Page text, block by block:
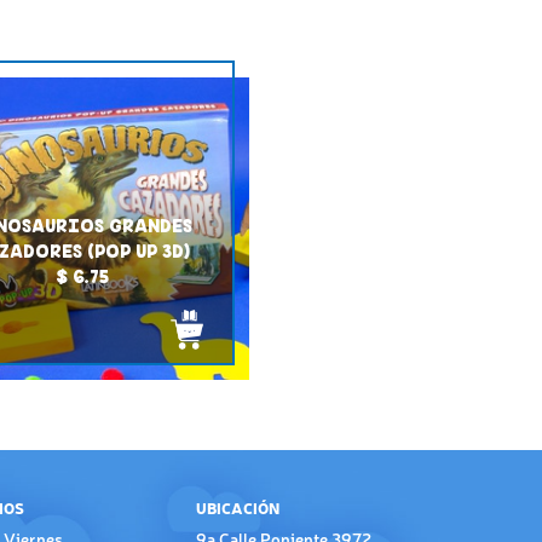
GRANDES
(POP UP 3D)
$ 6.75
UBICACIÓN